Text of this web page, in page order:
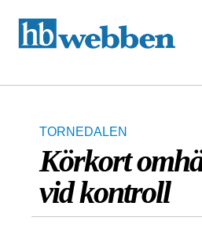
TORNEDALEN
Körkort
vid kontroll